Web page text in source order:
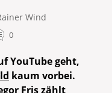
Wind
0
YouTube geht,
kaum vorbei.
Fris zählt